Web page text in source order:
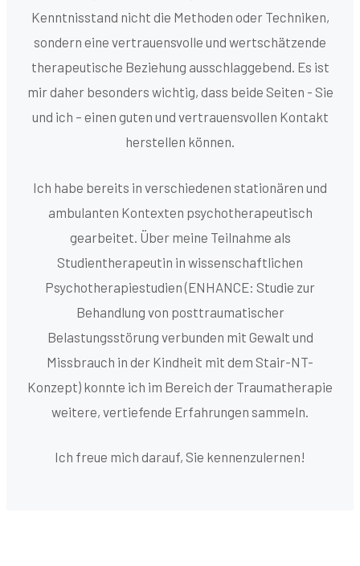
Kenntnisstand nicht die Methoden oder Techniken,
sondern eine vertrauensvolle und wertschätzende
therapeutische Beziehung ausschlaggebend. Es ist
mir daher besonders wichtig, dass beide Seiten - Sie
und ich – einen guten und vertrauensvollen Kontakt
herstellen können.
Ich habe bereits in verschiedenen stationären und
ambulanten Kontexten psychotherapeutisch
gearbeitet. Über meine Teilnahme als
Studientherapeutin in wissenschaftlichen
Psychotherapiestudien (ENHANCE: Studie zur
Behandlung von posttraumatischer
Belastungsstörung verbunden mit Gewalt und
Missbrauch in der Kindheit mit dem Stair-NT-
Konzept) konnte ich im Bereich der Traumatherapie
weitere, vertiefende Erfahrungen sammeln.
Ich freue mich darauf, Sie kennenzulernen!